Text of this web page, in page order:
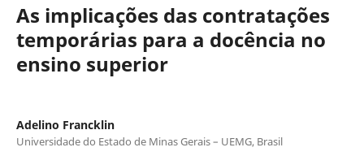
As implicações das contratações
temporárias para a docência no
ensino superior
Adelino Francklin
Universidade do Estado de Minas Gerais – UEMG, Brasil